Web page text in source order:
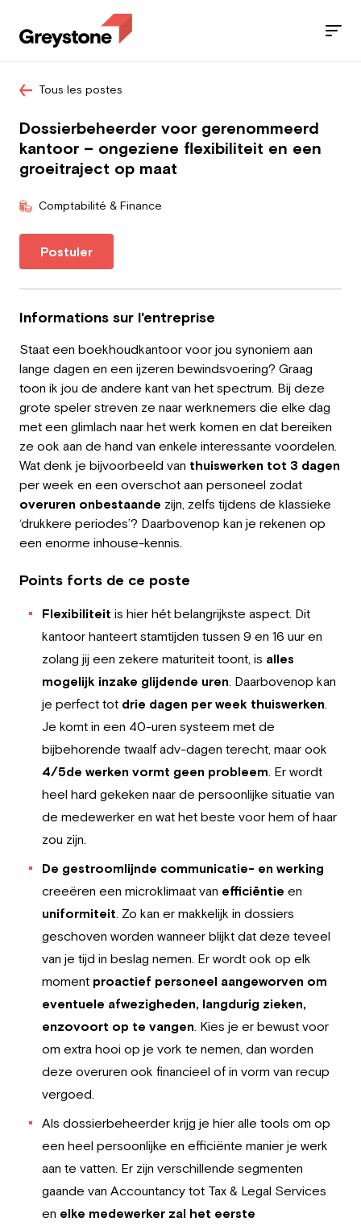
Employeur
Travailler chez Greystone
À propos de nous
Notre équipe
FR
Jobs
Nos services
Secteurs
Tous les postes
Dossierbeheerder voor gerenommeerd
kantoor – ongeziene flexibiliteit en een
groeitraject op maat
Comptabilité & Finance
Postuler
Informations sur l'entreprise
Staat een boekhoudkantoor voor jou synoniem aan
lange dagen en een ijzeren bewindsvoering? Graag
toon ik jou de andere kant van het spectrum. Bij deze
grote speler streven ze naar werknemers die elke dag
met een glimlach naar het werk komen en dat bereiken
ze ook aan de hand van enkele interessante voordelen.
Wat denk je bijvoorbeeld van thuiswerken tot 3 dagen
per week en een overschot aan personeel zodat
overuren onbestaande zijn, zelfs tijdens de klassieke
‘drukkere periodes’? Daarbovenop kan je rekenen op
een enorme inhouse-kennis.
Points forts de ce poste
Flexibiliteit is hier hét belangrijkste aspect. Dit
kantoor hanteert stamtijden tussen 9 en 16 uur en
zolang jij een zekere maturiteit toont, is alles
mogelijk inzake glijdende uren. Daarbovenop kan
je perfect tot drie dagen per week thuiswerken.
Je komt in een 40-uren systeem met de
bijbehorende twaalf adv-dagen terecht, maar ook
4/5de werken vormt geen probleem. Er wordt
heel hard gekeken naar de persoonlijke situatie van
de medewerker en wat het beste voor hem of haar
zou zijn.
De gestroomlijnde communicatie- en werking
creeëren een microklimaat van efficiëntie en
uniformiteit. Zo kan er makkelijk in dossiers
geschoven worden wanneer blijkt dat deze teveel
van je tijd in beslag nemen. Er wordt ook op elk
moment proactief personeel aangeworven om
eventuele afwezigheden, langdurig zieken,
enzovoort op te vangen. Kies je er bewust voor
om extra hooi op je vork te nemen, dan worden
deze overuren ook financieel of in vorm van recup
vergoed.
Als dossierbeheerder krijg je hier alle tools om op
een heel persoonlijke en efficiënte manier je werk
aan te vatten. Er zijn verschillende segmenten
gaande van Accountancy tot Tax & Legal Services
en elke medewerker zal het eerste